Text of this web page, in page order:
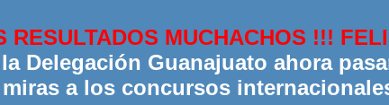
RESULTADOS MUCHACHOS !!!
Delegación Guanajuato ahora
a los concursos